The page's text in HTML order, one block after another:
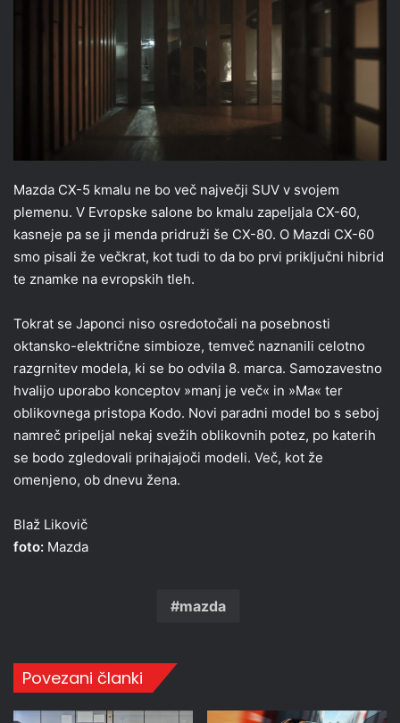
Mazda CX-5 kmalu ne bo več največji SUV v svojem
plemenu. V Evropske salone bo kmalu zapeljala CX-60,
kasneje pa se ji menda pridruži še CX-80. O Mazdi CX-60
smo pisali že večkrat, kot tudi to da bo prvi priključni hibrid
te znamke na evropskih tleh.
Tokrat se Japonci niso osredotočali na posebnosti
oktansko-električne simbioze, temveč naznanili celotno
razgrnitev modela, ki se bo odvila 8. marca. Samozavestno
hvalijo uporabo konceptov »manj je več« in »Ma« ter
oblikovnega pristopa Kodo. Novi paradni model bo s seboj
namreč pripeljal nekaj svežih oblikovnih potez, po katerih
se bodo zgledovali prihajajoči modeli. Več, kot že
omenjeno, ob dnevu žena.
Blaž Likovič
foto: Mazda
mazda
Povezani članki